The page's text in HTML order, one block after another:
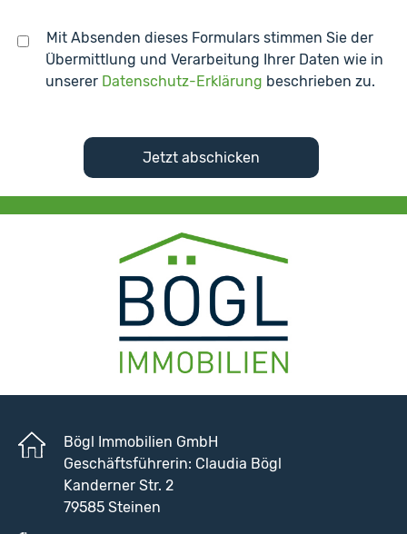
Mit Absenden dieses Formulars stimmen Sie der
Übermittlung und Verarbeitung Ihrer Daten wie in
unserer Datenschutz-Erklärung beschrieben zu.
Bögl Immobilien GmbH
Geschäftsführerin: Claudia Bögl
Kanderner Str. 2
79585 Steinen